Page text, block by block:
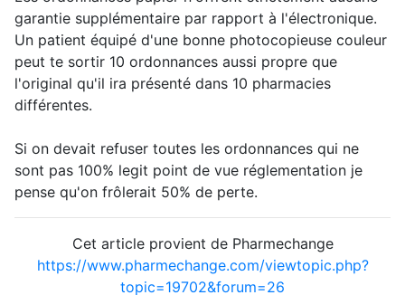
garantie supplémentaire par rapport à l'électronique.
Un patient équipé d'une bonne photocopieuse couleur
peut te sortir 10 ordonnances aussi propre que
l'original qu'il ira présenté dans 10 pharmacies
différentes.
Si on devait refuser toutes les ordonnances qui ne
sont pas 100% legit point de vue réglementation je
pense qu'on frôlerait 50% de perte.
Cet article provient de Pharmechange
https://www.pharmechange.com/viewtopic.php?
topic=19702&forum=26